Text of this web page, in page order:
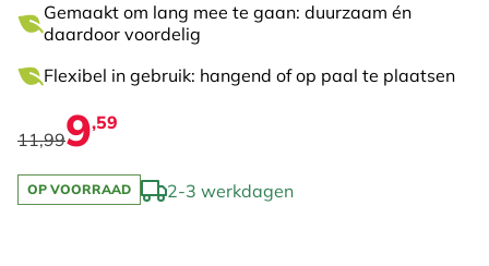
Gemaakt om lang mee te gaan: duurzaam én
daardoor voordelig
Flexibel in gebruik: hangend of op paal te plaatsen
11,999,59
OP VOORRAAD 2-3 werkdagen